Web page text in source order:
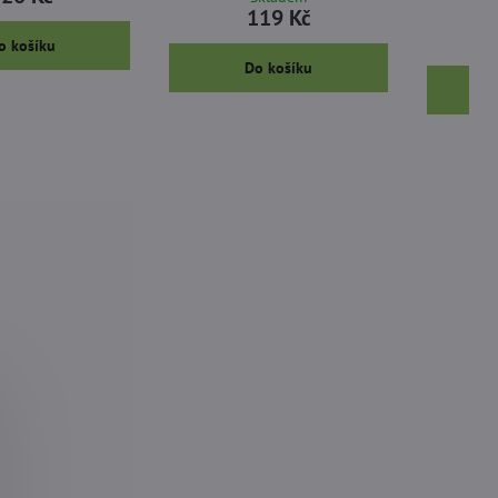
košíku
119 Kč
Do košíku